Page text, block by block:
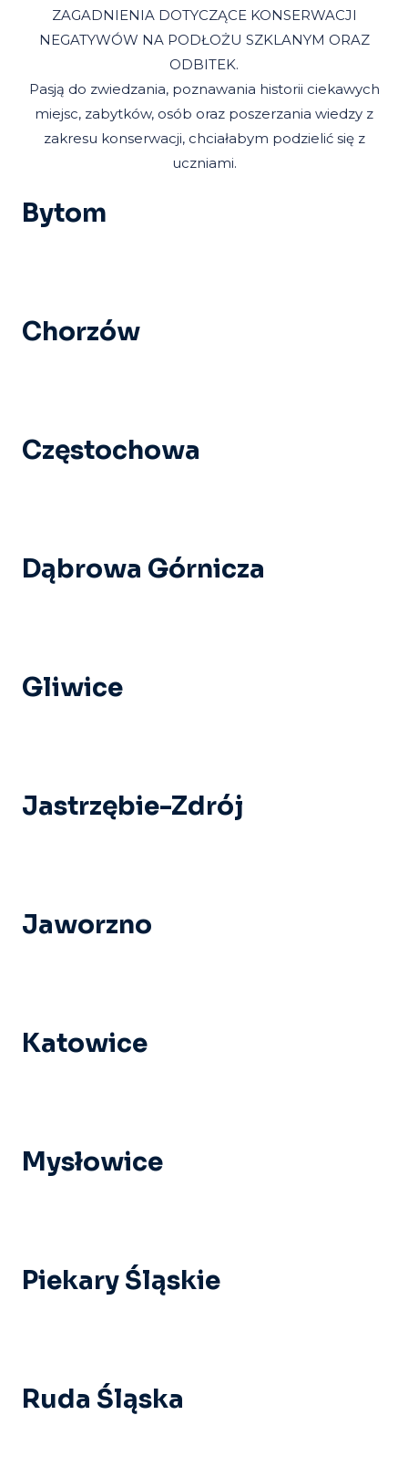
ZAGADNIENIA DOTYCZĄCE KONSERWACJI
NEGATYWÓW NA PODŁOŻU SZKLANYM ORAZ
ODBITEK.
Pasją do zwiedzania, poznawania historii ciekawych
miejsc, zabytków, osób oraz poszerzania wiedzy z
zakresu konserwacji, chciałabym podzielić się z
uczniami.
Bytom
Chorzów
Częstochowa
Dąbrowa Górnicza
Gliwice
Jastrzębie-Zdrój
Jaworzno
Katowice
Mysłowice
Piekary Śląskie
Ruda Śląska